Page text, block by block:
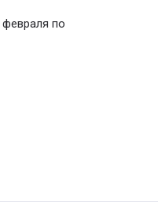
февраля по